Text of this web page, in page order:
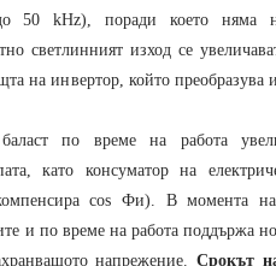
50 kHz), поради което няма
светлинният изход се
на инвертор, който преобразува
по време на работа
като консуматор на
cos
Фи). В момента на
и по време на работа поддържа
напрежение.Срокът